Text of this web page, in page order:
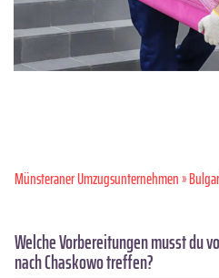
Münsteraner Umzugsunternehmen»
Welche Vorbereitungen musst du
nach Chaskowo treffen?